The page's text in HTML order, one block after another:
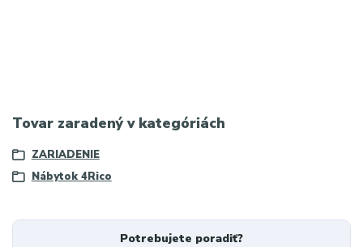
Tovar zaradený v kategóriách
ZARIADENIE
Nábytok 4Rico
Potrebujete poradiť?